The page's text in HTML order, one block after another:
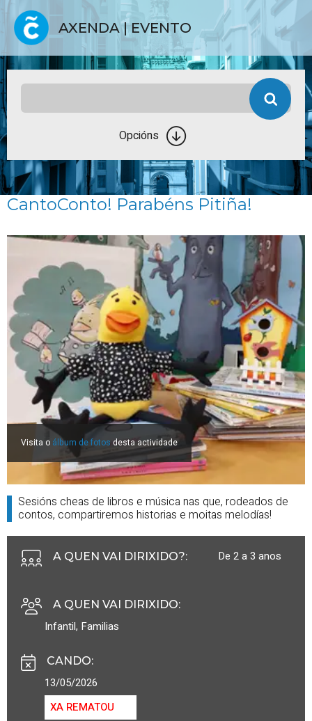
AXENDA | EVENTO
Opcións
CantoConto! Parabéns Pitiña!
Visita o álbum de fotos desta actividade
Sesións cheas de libros e música nas que, rodeados de
contos, compartiremos historias e moitas melodías!
A QUEN VAI DIRIXIDO?: De 2 a 3 anos
A QUEN VAI DIRIXIDO:
Infantil, Familias
CANDO:
13/05/2026
XA REMATOU